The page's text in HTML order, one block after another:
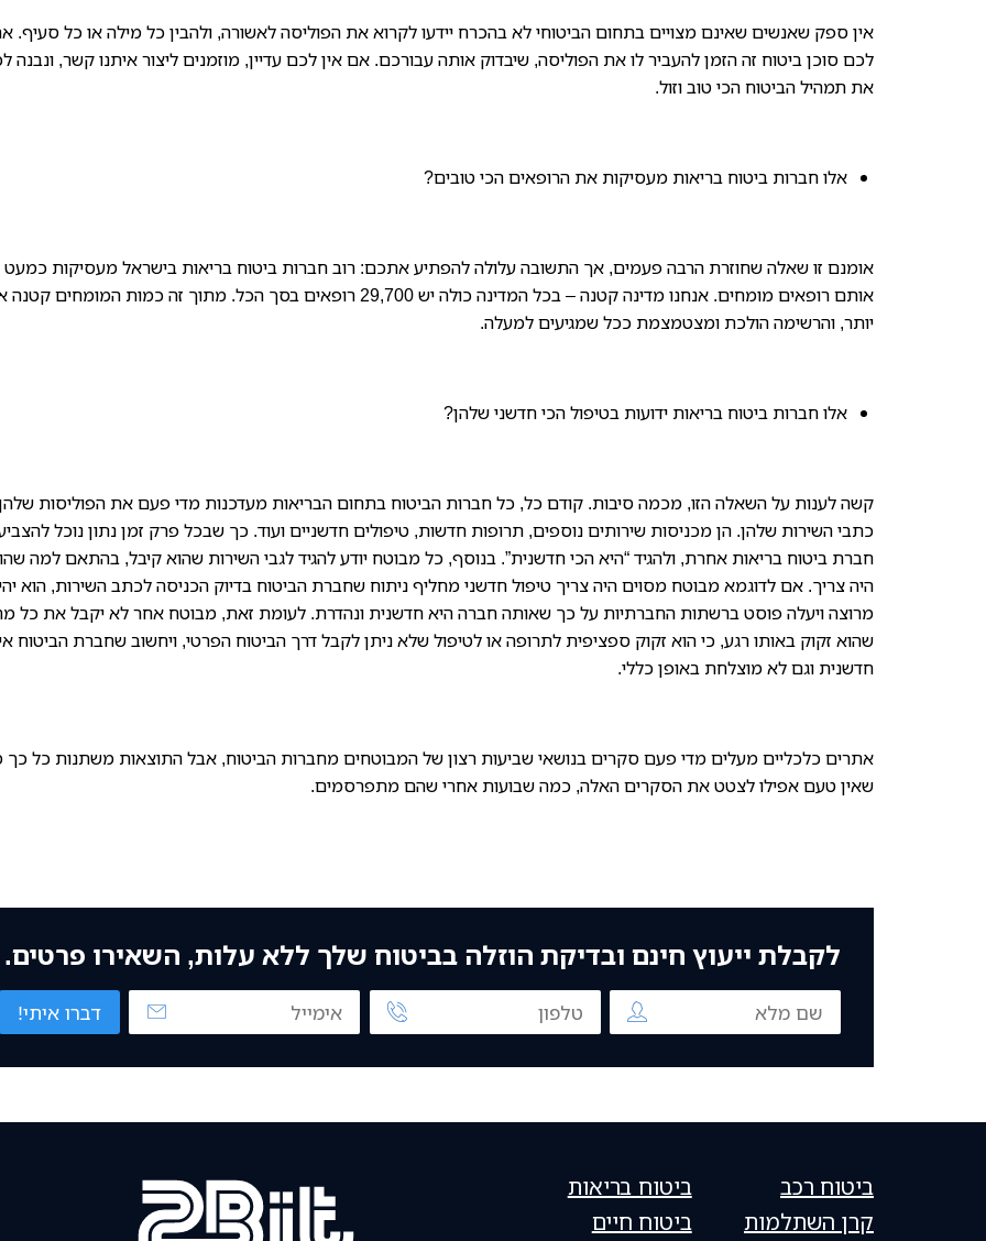
אין ספק שאנשים שאינם מצויים בתחום הביטוחי לא בהכרח יידעו לקרוא את הפוליסה לאשורה, ולהבין כל מילה או כל סעיף.
לכם סוכן ביטוח זה הזמן להעביר לו את הפוליסה, שיבדוק אותה עבורכם. אם אין לכם עדיין, מוזמנים ליצור איתנו קשר, ונבנה
את תמהיל הביטוח הכי טוב וזול.
אלו חברות ביטוח בריאות מעסיקות את הרופאים הכי טובים?
אומנם זו שאלה שחוזרת הרבה פעמים, אך התשובה עלולה להפתיע אתכם: רוב חברות ביטוח בריאות בישראל מעסיקות
אותם רופאים מומחים. אנחנו מדינה קטנה – בכל המדינה כולה יש 29,700 רופאים בסך הכל. מתוך זה כמות המומחים
יותר, והרשימה הולכת ומצטמצמת ככל שמגיעים למעלה.
אלו חברות ביטוח בריאות ידועות בטיפול הכי חדשני שלהן?
קשה לענות על השאלה הזו, מכמה סיבות. קודם כל, כל חברות הביטוח בתחום הבריאות מעדכנות מדי פעם את הפוליסות
כתבי השירות שלהן. הן מכניסות שירותים נוספים, תרופות חדשות, טיפולים חדשניים ועוד. כך שבכל פרק זמן נתון נוכל
חברת ביטוח בריאות אחרת, ולהגיד “היא הכי חדשנית”. בנוסף, כל מבוטח יודע להגיד לגבי השירות שהוא קיבל, בהתאם למה
היה צריך. אם לדוגמא מבוטח מסוים היה צריך טיפול חדשני מחליף ניתוח שחברת הביטוח בדיוק הכניסה לכתב השירות, הוא
מרוצה ויעלה פוסט ברשתות החברתיות על כך שאותה חברה היא חדשנית ונהדרת. לעומת זאת, מבוטח אחר לא יקבל את כל
שהוא זקוק באותו רגע, כי הוא זקוק ספציפית לתרופה או לטיפול שלא ניתן לקבל דרך הביטוח הפרטי, ויחשוב שחברת הביטוח
חדשנית וגם לא מוצלחת באופן כללי.
אתרים כלכליים מעלים מדי פעם סקרים בנושאי שביעות רצון של המבוטחים מחברות הביטוח, אבל התוצאות משתנות כל
שאין טעם אפילו לצטט את הסקרים האלה, כמה שבועות אחרי שהם מתפרסמים.
לקבלת ייעוץ חינם ובדיקת הוזלה בביטוח שלך ללא עלות, השאירו פרטים.
דברו איתי!
ביטוח רכב
קרן השתלמות
ביטוח בריאות
ביטוח חיים